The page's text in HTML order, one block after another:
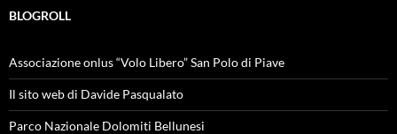
BLOGROLL
Associazione onlus “Volo Libero” San Polo di Piave
Il sito web di Davide Pasqualato
Parco Nazionale Dolomiti Bellunesi